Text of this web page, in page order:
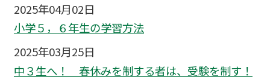
2025年04月02日
小学５，６年生の学習方法
2025年03月25日
中３生へ！ 春休みを制する者は、受験を制す！